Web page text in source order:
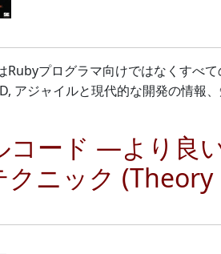
Rubyプログラマ向けではなくすべ
アジャイルと現代的な開発の情報
コード ―より良
クニック